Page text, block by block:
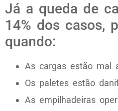
Já a queda de
14% dos casos,
quando:
As cargas estão mal
Os paletes estão
As empilhadeiras